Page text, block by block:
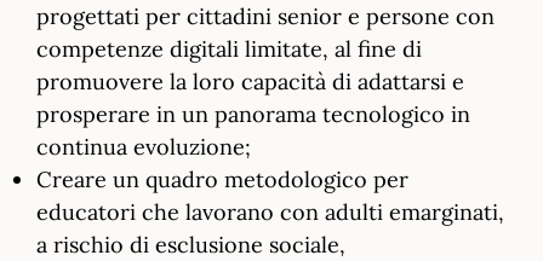
progettati per cittadini senior e persone con
competenze digitali limitate, al fine di
promuovere la loro capacità di adattarsi e
prosperare in un panorama tecnologico in
continua evoluzione;
Creare un quadro metodologico per
educatori che lavorano con adulti emarginati,
a rischio di esclusione sociale,